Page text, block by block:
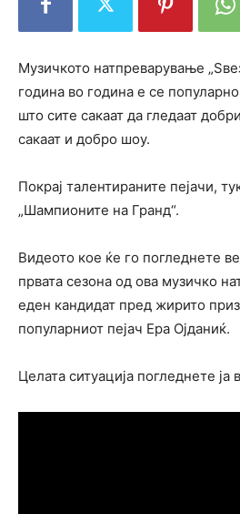
Музичкото натпреварување
година во година е се
што сите сакаат да гледаат
сакаат и добро шоу.
Покрај талентираните пејачи,
„Шампионите на Гранд“.
Видеото кое ќе го погледнете
првата сезона од ова музичко
еден кандидат пред жирито
популарниот пејач Ера Ојданиќ.
Целата ситуација погледнете